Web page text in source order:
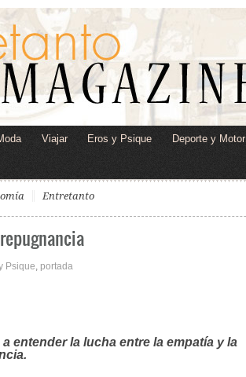
Viajar Eros y Psique Deporte y Motor
Entretanto
Psique portada
entender la lucha entre la empatía y la